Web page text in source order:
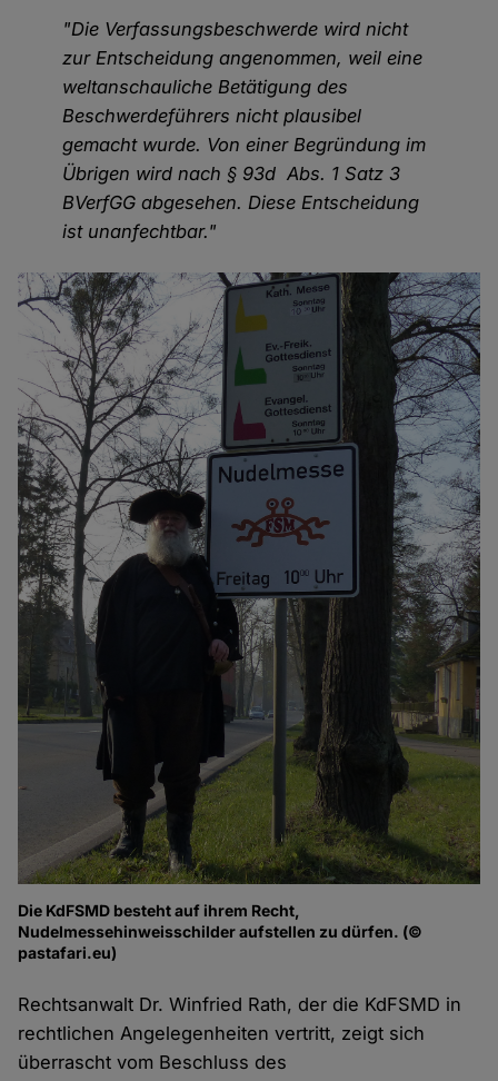
"Die Verfassungsbeschwerde wird nicht
zur Entscheidung angenommen, weil eine
weltanschauliche Betätigung des
Beschwerdeführers nicht plausibel
gemacht wurde. Von einer Begründung im
Übrigen wird nach § 93d Abs. 1 Satz 3
BVerfGG abgesehen. Diese Entscheidung
ist unanfechtbar."
Die KdFSMD besteht auf ihrem Recht,
Nudelmessehinweisschilder aufstellen zu dürfen. (©
pastafari.eu)
Rechtsanwalt Dr. Winfried Rath, der die KdFSMD in
rechtlichen Angelegenheiten vertritt, zeigt sich
überrascht vom Beschluss des